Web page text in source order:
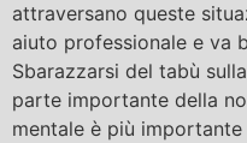
attraversano queste
aiuto professionale e va
Sbarazzarsi del tabù
parte importante della
mentale è più